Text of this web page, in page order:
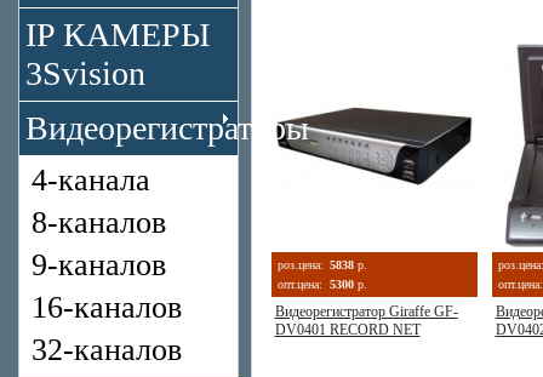
IP КАМЕРЫ
3Svision
Видеорегистраторы
4-канала
8-каналов
9-каналов
16-каналов
32-каналов
роз.цена: 5838 р.
опт.цена:
5300 р.
Видеорегистратор Giraffe GF-
DV0401 RECORD NET
роз.цена:
опт.цена: